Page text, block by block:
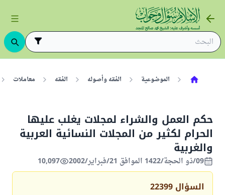
الموضوعية الفقه وأصوله الفقه معاملات
حكم العمل والشراء لمجلات يغلب عليها
الحرام لكثير من المجلات النسائية العربية
والغربية
09/ذو الحجة/1422 الموافق 21/فبراير/2002 10,097
السؤال 22399